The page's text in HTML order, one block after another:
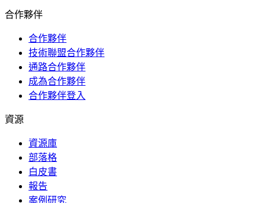
合作夥伴
合作夥伴
技術聯盟合作夥伴
通路合作夥伴
成為合作夥伴
合作夥伴登入
資源
資源庫
部落格
白皮書
報告
案例研究